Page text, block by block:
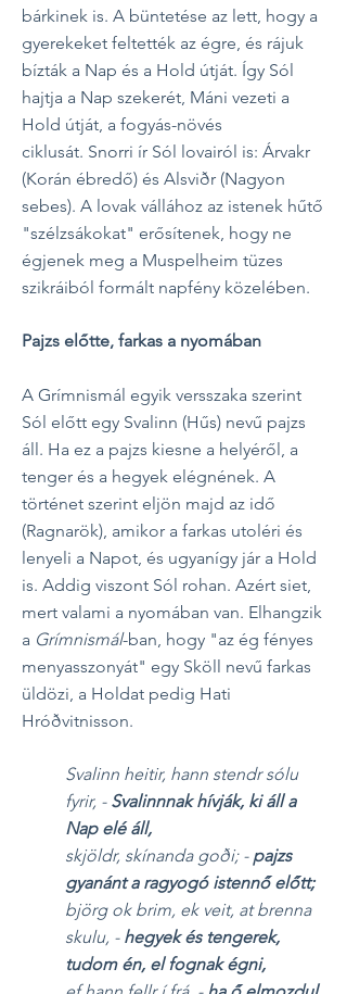
bárkinek is. A büntetése az lett, hogy a
gyerekeket feltették az égre, és rájuk
bízták a Nap és a Hold útját. Így Sól
hajtja a Nap szekerét, Máni vezeti a
Hold útját, a fogyás-növés
ciklusát. Snorri ír Sól lovairól is: Árvakr
(Korán ébredő) és Alsviðr (Nagyon
sebes). A lovak vállához az istenek hűtő
"szélzsákokat" erősítenek, hogy ne
égjenek meg a Muspelheim tüzes
szikráiból formált napfény közelében.
Pajzs előtte, farkas a nyomában
A Grímnismál egyik versszaka szerint
Sól előtt egy Svalinn (Hűs) nevű pajzs
áll. Ha ez a pajzs kiesne a helyéről, a
tenger és a hegyek elégnének. A
történet szerint eljön majd az idő
(Ragnarök), amikor a farkas utoléri és
lenyeli a Napot, és ugyanígy jár a Hold
is. Addig viszont Sól rohan. Azért siet,
mert valami a nyomában van. Elhangzik
a Grímnismál-ban, hogy "az ég fényes
menyasszonyát" egy Sköll nevű farkas
üldözi, a Holdat pedig Hati
Hróðvitnisson.
Svalinn heitir, hann stendr sólu
fyrir, - Svalinnnak hívják, ki áll a
Nap elé áll,
skjöldr, skínanda goði; - pajzs
gyanánt a ragyogó istennő előtt;
björg ok brim, ek veit, at brenna
skulu, - hegyek és tengerek,
tudom én, el fognak égni,